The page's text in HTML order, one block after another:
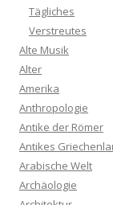
Tägliches
Verstreutes
Alte Musik
Alter
Amerika
Anthropologie
Antike der Römer
Antikes
Arabische Welt
Archäologie